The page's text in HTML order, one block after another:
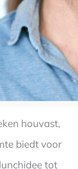
houvast,
biedt voor
tot